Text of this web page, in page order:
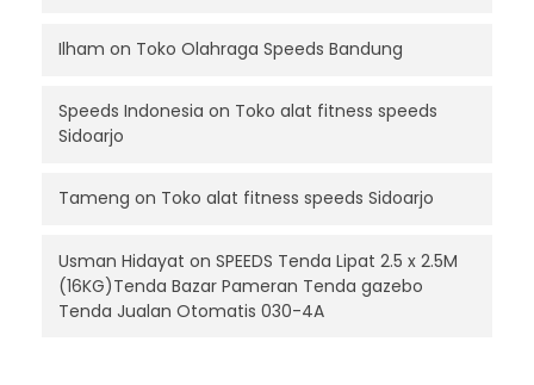
Ilham on Toko Olahraga Speeds Bandung
Speeds Indonesia on Toko alat fitness speeds
Sidoarjo
Tameng on Toko alat fitness speeds Sidoarjo
Usman Hidayat on SPEEDS Tenda Lipat 2.5 x 2.5M
(16KG)Tenda Bazar Pameran Tenda gazebo
Tenda Jualan Otomatis 030-4A